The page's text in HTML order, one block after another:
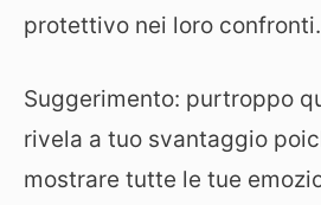
protettivo nei loro confronti.
Suggerimento: purtroppo
rivela a tuo svantaggio
mostrare tutte le tue